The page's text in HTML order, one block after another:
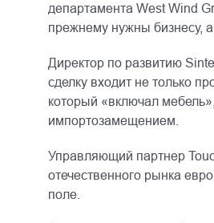
департамента West Wind
прежнему нужны бизнесу,
Директор по развитию
сделку входит не только
который «включал
импортозамещением.
Управляющий партнер
отечественного рынка
поле.